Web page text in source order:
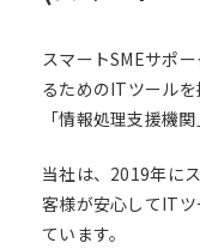
スマートSMEサポ
るためのITツール
「情報処理支援機
当社は、2019年に
客様が安心してIT
ています。